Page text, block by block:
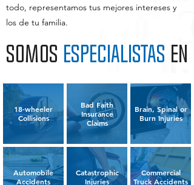
todo, representamos tus mejores intereses y
los de tu familia.
SOMOS ESPECIALISTAS EN
18-wheeler
Collisions
Bad Faith
Insurance
Claims
Brain, Spinal or
Burn Injuries
Automobile
Accidents
Catastrophic
Injuries
Commercial
Truck Accidents